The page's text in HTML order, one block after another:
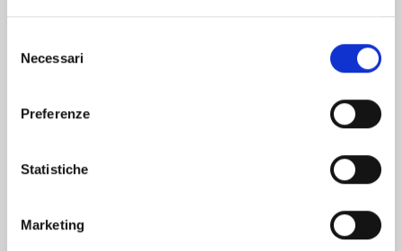
delNecessari
Preferenze
Statistiche
Marketing